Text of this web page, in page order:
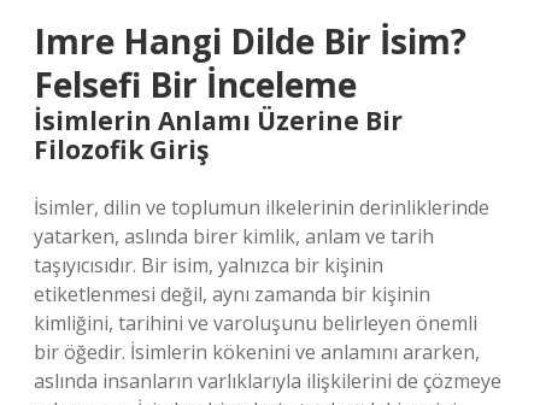
Imre Hangi Dilde Bir İsim?
Felsefi Bir İnceleme
İsimlerin Anlamı Üzerine Bir
Filozofik Giriş
İsimler, dilin ve toplumun ilkelerinin derinliklerinde
yatarken, aslında birer kimlik, anlam ve tarih
taşıyıcısıdır. Bir isim, yalnızca bir kişinin
etiketlenmesi değil, aynı zamanda bir kişinin
kimliğini, tarihini ve varoluşunu belirleyen önemli
bir öğedir. İsimlerin kökenini ve anlamını ararken,
aslında insanların varlıklarıyla ilişkilerini de çözmeye